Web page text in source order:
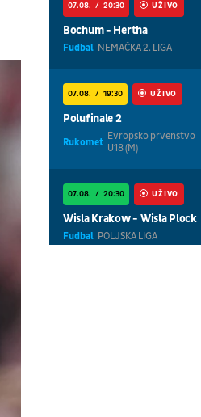
07.08. 20:30 UŽIVO
Bochum - Hertha
Fudbal NEMAČKA 2. LIGA
07.08. 19:30 UŽIVO
Polufinale 2
Rukomet Evropsko prvenstvo
U18 (M)
07.08. 20:30 UŽIVO
Wisla Krakow - Wisla Plock
Fudbal POLJSKA LIGA